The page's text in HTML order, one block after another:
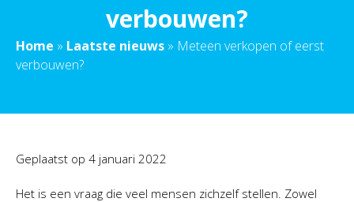
verbouwen?
Home » Laatste nieuws » Meteen verkopen of eerst
verbouwen?
Geplaatst op 4 januari 2022
Het is een vraag die veel mensen zichzelf stellen. Zowel